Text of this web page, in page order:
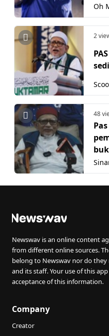
Oh
2
48
Newswav is an online content
from different online sources.
belong to Newswav nor do
and its staff. Your use of this
acceptance of this information.
Company
Creator